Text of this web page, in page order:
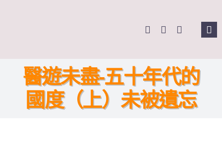
關於我們
醫遊未盡-五十年代的
國度（上）未被遺忘